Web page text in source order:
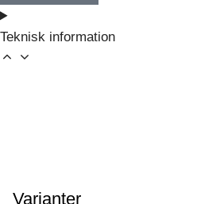
Teknisk information
Varianter